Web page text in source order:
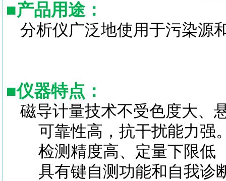
■产品用途：
分析仪广泛地使用于污染源
■仪器特点：
磁导计量技术不受色度大、
可靠性高，抗干扰能力强
检测精度高、定量下限低（
具有键自测功能和自我诊